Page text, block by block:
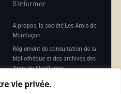
vie privée.
S'informer
A propos, la société Les Amis de
Montluçon
Réglement de consultation de la
bibliothèque et des archives des
Amis de Montluçon
Mentions légales